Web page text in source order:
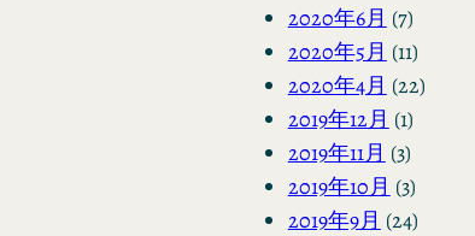
2020年6月 (7)
2020年5月 (11)
2020年4月 (22)
2019年12月 (1)
2019年11月 (3)
2019年10月 (3)
2019年9月 (24)